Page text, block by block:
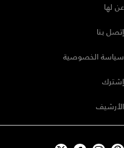
عن لها
إتصل بنا
سياسة الخصوصية
إشترك
الأرشيف